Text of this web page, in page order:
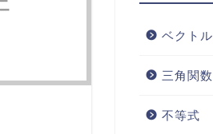
ベクトル
三角関数
不等式